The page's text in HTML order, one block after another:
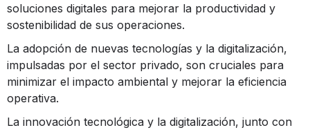
soluciones digitales para mejorar la productividad y
sostenibilidad de sus operaciones.
La adopción de nuevas tecnologías y la digitalización,
impulsadas por el sector privado, son cruciales para
minimizar el impacto ambiental y mejorar la eficiencia
operativa.
La innovación tecnológica y la digitalización, junto con